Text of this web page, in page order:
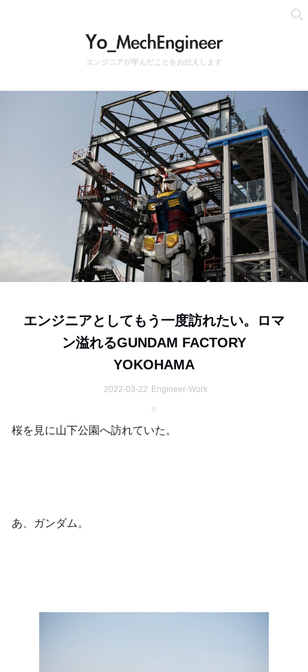
エンジニアが学んだことをお伝えします
エンジニアとしてもう一度訪れたい。ロマ
ン溢れるGUNDAM FACTORY
YOKOHAMA
2022-03-22 Engineer-Work
桜を見に山下公園へ訪れていた。
あ、ガンダム。